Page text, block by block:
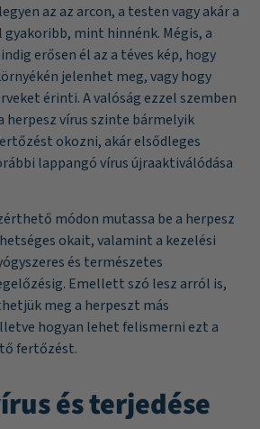
az az arcon, a testen vagy akár a
mint hinnénk. Mégis, a
erősen él az a téves kép, hogy
jelenhet meg, vagy hogy
érinti. A valóság ezzel szemben
herpesz vírus szinte bármelyik
okozni, akár elsődleges
lappangó vírus újraaktiválódása
módon mutassa be a herpesz
okait, valamint a kezelési
és természetes
Emellett szó lesz arról is,
meg a herpeszt más
hogyan lehet felismerni ezt a
fertőzést.
és terjedése